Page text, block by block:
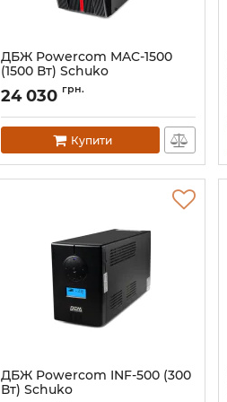
ДБЖ Powercom MAC-1500
(1500 Вт) Schuko
Артикул: 00530058
24 030 грн.
Купити
ДБЖ Powercom INF-500 (300
Вт) Schuko